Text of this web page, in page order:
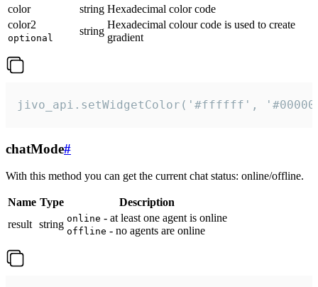
color
string Hexadecimal color code
color2
optional
string
Hexadecimal colour code is used to create
gradient
jivo_api.setWidgetColor('#ffffff',
chatMode#
With this method you can get the current chat status: online/offline.
Name Type
Description
result string online - at least one agent is online
offline - no agents are online